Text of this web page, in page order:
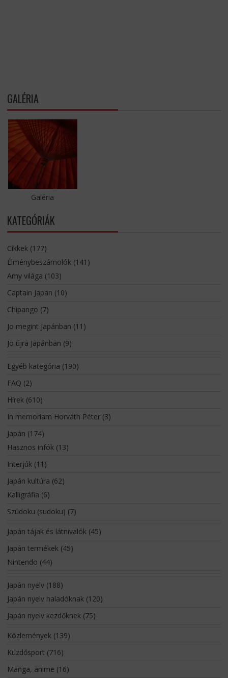
GALÉRIA
Galéria
KATEGÓRIÁK
Cikkek(177)
Élménybeszámolók(141)
Amy világa (103)
Captain Japan (10)
Chipango (7)
Jo megint Japánban (11)
Jo újra Japánban (9)
Egyéb kategória (190)
FAQ (2)
Hírek(610)
In memoriam Horváth Péter(3)
Japán (174)
Hasznos infók(13)
Interjúk(11)
Japán kultúra (62)
Kalligráfia (6)
Szúdoku (sudoku) (7)
Japán tájak és látnivalók(45)
Japán termékek(45)
Nintendo (44)
Japán nyelv(188)
Japán nyelv haladóknak(120)
Japán nyelv kezdőknek(75)
Közlemények(139)
Küzdősport (716)
Manga, anime (16)